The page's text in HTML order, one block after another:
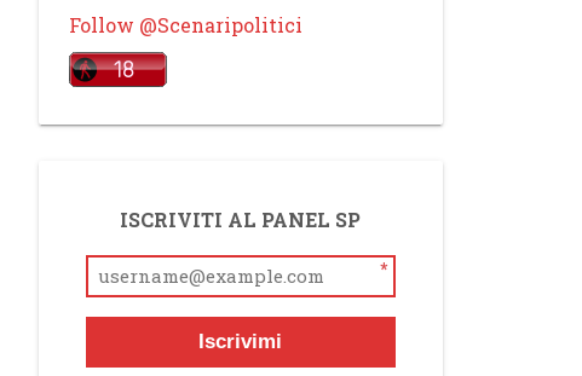
Follow @Scenaripolitici
ISCRIVITI AL PANEL SP
*
Iscrivimi